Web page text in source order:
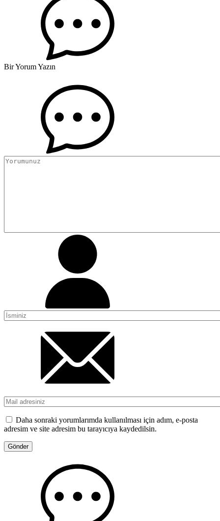
Bir Yorum Yazın
Daha sonraki yorumlarımda kullanılması için adım, e-posta
adresim ve site adresim bu tarayıcıya kaydedilsin.